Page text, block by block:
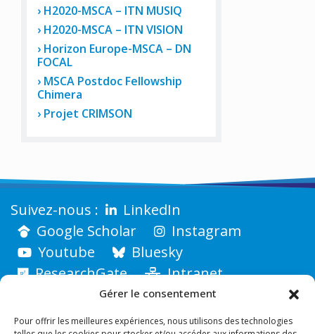
Gérer le consentement
Pour offrir les meilleures expériences, nous utilisons des technologies
H2020-MSCA – ITN MUSIQ
H2020-MSCA – ITN VISION
Horizon Europe-MSCA – DN
FOCAL
MSCA Postdoc Fellowship
Chimera
Projet CRIMSON
LinkedIn
Google Scholar
Instagram
Youtube
Bluesky
ResearchGate
Intranet